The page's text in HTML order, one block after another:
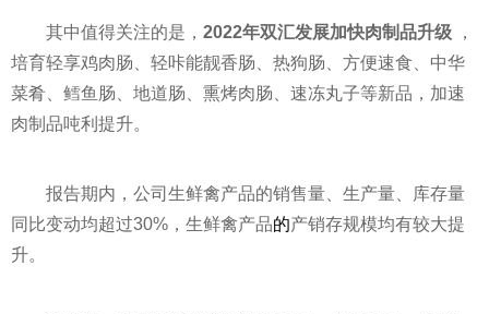
其中值得关注的是， 2022年双汇发展加快肉制品升级 ，
培育轻享鸡肉肠、轻咔能靓香肠、热狗肠、方便速食、中华
菜肴、鳕鱼肠、地道肠、熏烤肉肠、速冻丸子等新品，加速
肉制品吨利提升。
报告期内，公司生鲜禽产品的销售量、生产量、库存量
同比变动均超过30%，生鲜禽产品的产销存规模均有较大提
升。